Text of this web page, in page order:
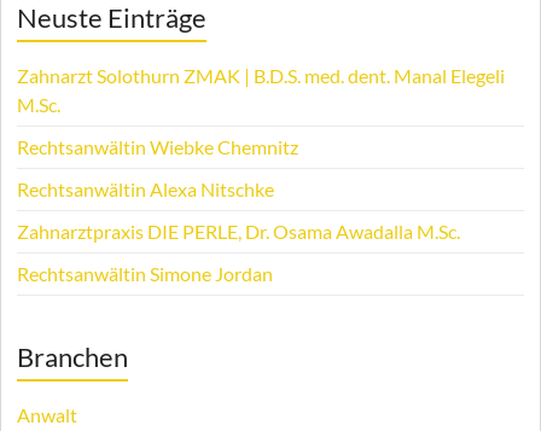
Neuste Einträge
Zahnarzt Solothurn ZMAK | B.D.S. med. dent. Manal Elegeli
M.Sc.
Rechtsanwältin Wiebke Chemnitz
Rechtsanwältin Alexa Nitschke
Zahnarztpraxis DIE PERLE, Dr. Osama Awadalla M.Sc.
Rechtsanwältin Simone Jordan
Branchen
Anwalt